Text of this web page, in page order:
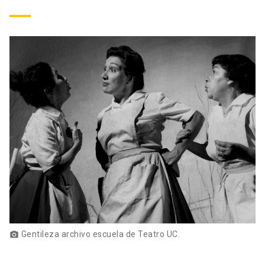
Alumni launch
Padres y familia
Vecinos launch
Medios Biblioteca launch
Donaciones
photo_camera Gentileza archivo escuela de Teatro UC.